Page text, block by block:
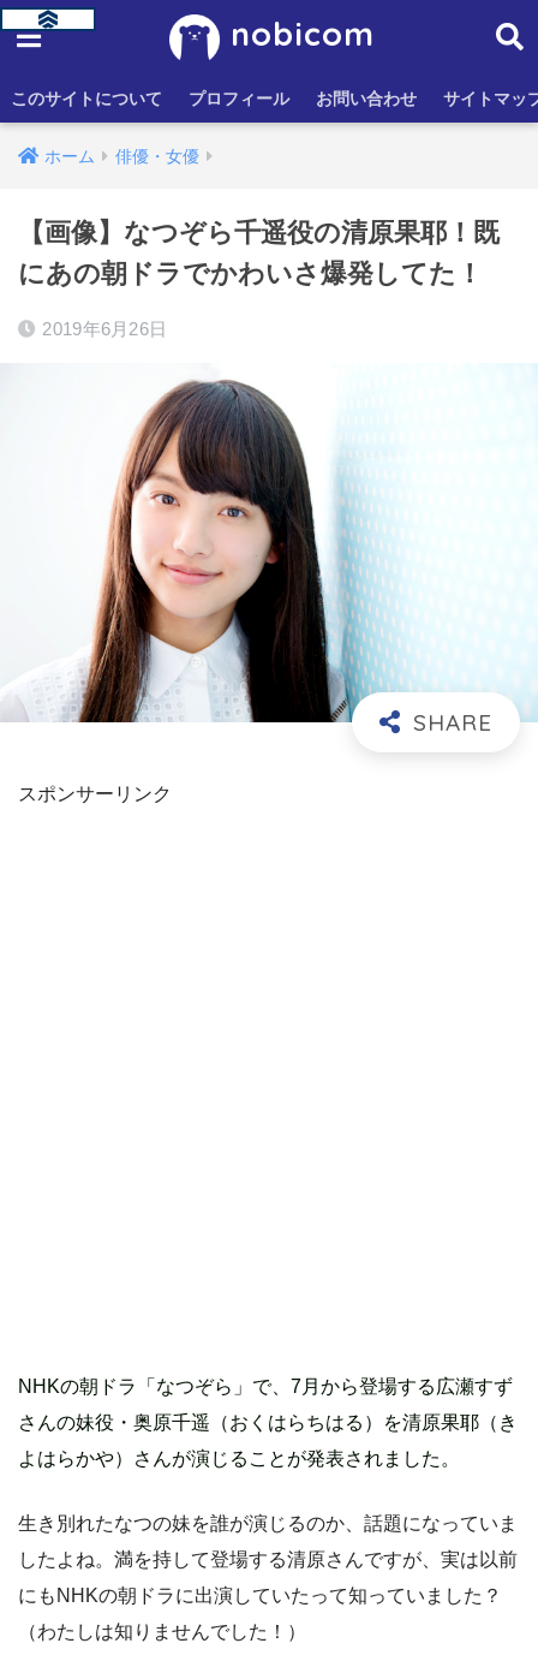
nobicom
このサイトについて プロフィール お問い合わせ サイトマッ
ホーム 俳優・女優
【画像】なつぞら千遥役の清原果耶！既
にあの朝ドラでかわいさ爆発してた！
2019年6月26日
スポンサーリンク
NHKの朝ドラ「なつぞら」で、7月から登場する広瀬すず
さんの妹役・奥原千遥（おくはらちはる）を清原果耶（き
よはらかや）さんが演じることが発表されました。
生き別れたなつの妹を誰が演じるのか、話題になっていま
したよね。満を持して登場する清原さんですが、実は以前
にもNHKの朝ドラに出演していたって知っていました？
（わたしは知りませんでした！）